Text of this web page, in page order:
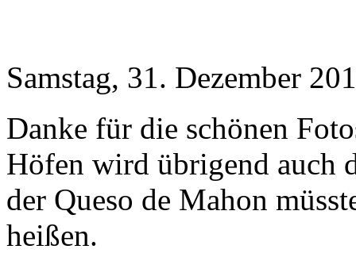
Samstag, 31. Dezember
Danke für die schönen
Höfen wird übrigend auch
der Queso de Mahon
heißen.